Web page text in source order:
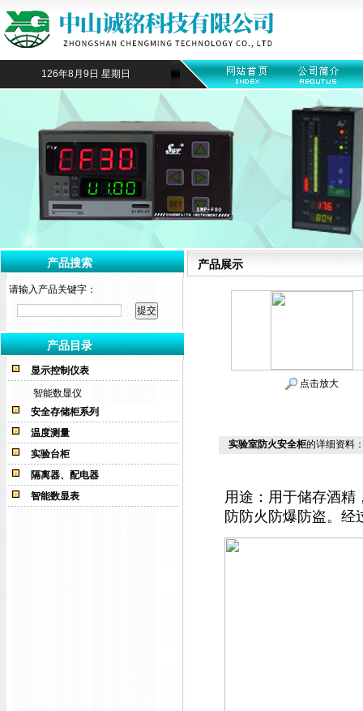
126年8月9日 星期日
产品搜索
请输入产品关键字：
产品目录
显示控制仪表
智能数显仪
安全存储柜系列
温度测量
实验台柜
隔离器、配电器
智能数显表
产品展示
点击放大
实验室防火安全柜的详细资料
用途：用于储存酒精
防防火防爆防盗。